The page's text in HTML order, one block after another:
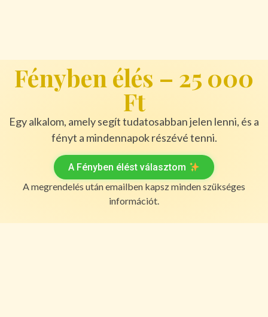
Fényben élés – 25 000
Ft
Egy alkalom, amely segít tudatosabban jelen lenni, és a
fényt a mindennapok részévé tenni.
A Fényben élést választom
A megrendelés után emailben kapsz minden szükséges
információt.